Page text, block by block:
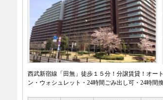
西武新宿線「田無」徒歩１５分！分譲賃貸！オー
ン・ウォシュレット・24時間ごみ出し可・24時間